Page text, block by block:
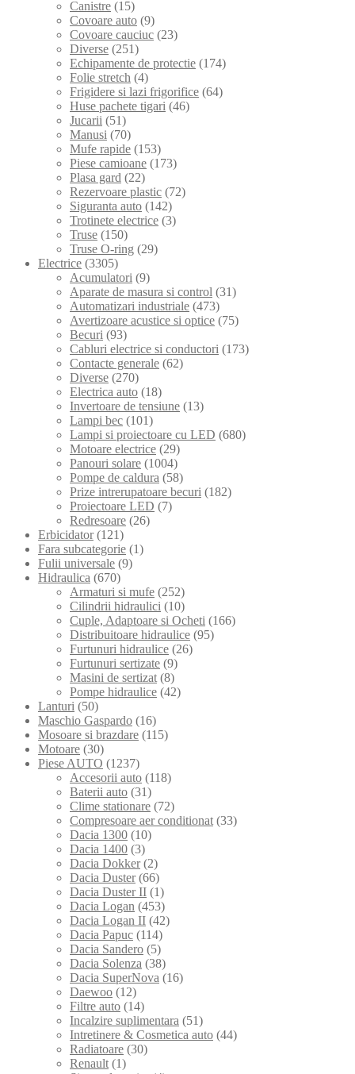
Canistre (15)
Covoare auto (9)
Covoare cauciuc (23)
Diverse (251)
Echipamente de protectie (174)
Folie stretch (4)
Frigidere si lazi frigorifice (64)
Huse pachete tigari (46)
Jucarii (51)
Manusi (70)
Mufe rapide (153)
Piese camioane (173)
Plasa gard (22)
Rezervoare plastic (72)
Siguranta auto (142)
Trotinete electrice (3)
Truse (150)
Truse O-ring (29)
Electrice (3305)
Acumulatori (9)
Aparate de masura si control (31)
Automatizari industriale (473)
Avertizoare acustice si optice (75)
Becuri (93)
Cabluri electrice si conductori (173)
Contacte generale (62)
Diverse (270)
Electrica auto (18)
Invertoare de tensiune (13)
Lampi bec (101)
Lampi si proiectoare cu LED (680)
Motoare electrice (29)
Panouri solare (1004)
Pompe de caldura (58)
Prize intrerupatoare becuri (182)
Proiectoare LED (7)
Redresoare (26)
Erbicidator (121)
Fara subcategorie (1)
Fulii universale (9)
Hidraulica (670)
Armaturi si mufe (252)
Cilindrii hidraulici (10)
Cuple, Adaptoare si Ocheti (166)
Distribuitoare hidraulice (95)
Furtunuri hidraulice (26)
Furtunuri sertizate (9)
Masini de sertizat (8)
Pompe hidraulice (42)
Lanturi (50)
Maschio Gaspardo (16)
Mosoare si brazdare (115)
Motoare (30)
Piese AUTO (1237)
Accesorii auto (118)
Baterii auto (31)
Clime stationare (72)
Compresoare aer conditionat (33)
Dacia 1300 (10)
Dacia 1400 (3)
Dacia Dokker (2)
Dacia Duster (66)
Dacia Duster II (1)
Dacia Logan (453)
Dacia Logan II (42)
Dacia Papuc (114)
Dacia Sandero (5)
Dacia Solenza (38)
Dacia SuperNova (16)
Daewoo (12)
Filtre auto (14)
Incalzire suplimentara (51)
Intretinere & Cosmetica auto (44)
Radiatoare (30)
Renault (1)